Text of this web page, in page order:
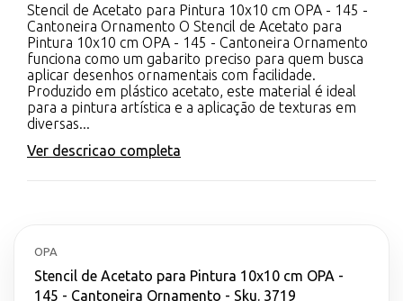
Stencil de Acetato para Pintura 10x10 cm OPA - 145 -
Cantoneira Ornamento O Stencil de Acetato para
Pintura 10x10 cm OPA - 145 - Cantoneira Ornamento
funciona como um gabarito preciso para quem busca
aplicar desenhos ornamentais com facilidade.
Produzido em plástico acetato, este material é ideal
para a pintura artística e a aplicação de texturas em
diversas...
Ver descricao completa
OPA
Stencil de Acetato para Pintura 10x10 cm OPA -
145 - Cantoneira Ornamento - Sku. 3719